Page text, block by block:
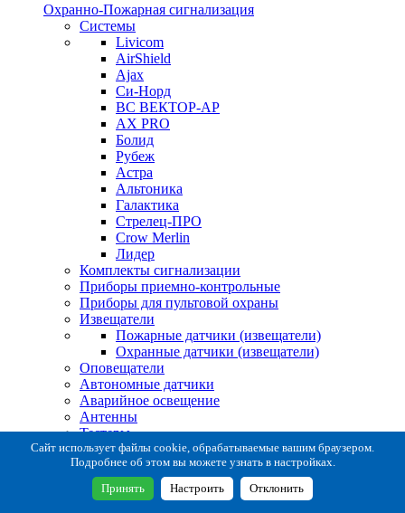
Охранно-Пожарная сигнализация
Системы
Livicom
AirShield
Ajax
Си-Норд
ВС ВЕКТОР-АР
AX PRO
Болид
Рубеж
Астра
Альтоника
Галактика
Стрелец-ПРО
Crow Merlin
Лидер
Комплекты сигнализации
Приборы приемно-контрольные
Приборы для пультовой охраны
Извещатели
Пожарные датчики (извещатели)
Охранные датчики (извещатели)
Оповещатели
Автономные датчики
Аварийное освещение
Антенны
Тестеры
Система сбора извещений
Расходные и монтажные материалы
Коробки коммутационные
Кронштейны для извещателей
Сайт использует файлы cookie, обрабатываемые вашим браузером.
Подробнее об этом вы можете узнать в настройках.
Принять Настроить Отклонить